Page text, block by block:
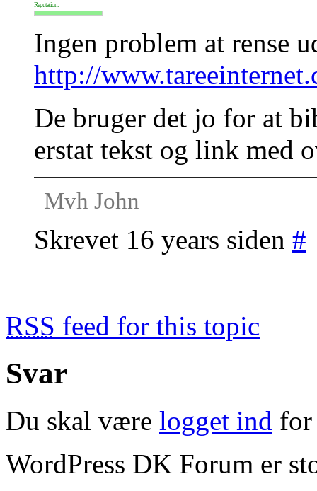
Reputation:
Ingen problem at rense
http://
De bruger det jo for at
erstat tekst og link med
Mvh John
Skrevet 16 years siden #
RSS feed for this topic
Svar
Du skal være logget ind for
WordPress DK Forum er